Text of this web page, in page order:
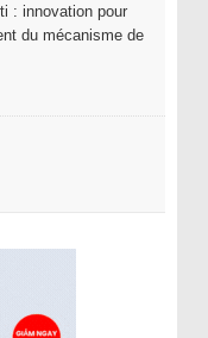
: innovation pour
du mécanisme de